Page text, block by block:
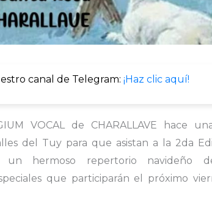
canal de Telegram: ¡Haz clic aquí!
VOCAL de CHARALLAVE hace
del Tuy para que asistan a la 2da
hermoso repertorio navideño
que participarán el próximo